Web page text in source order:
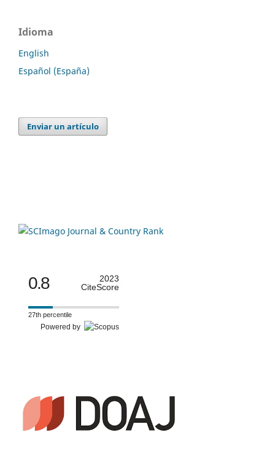
Idioma
English
Español (España)
Enviar un artículo
0.8
2023
CiteScore
27th percentile
Powered by